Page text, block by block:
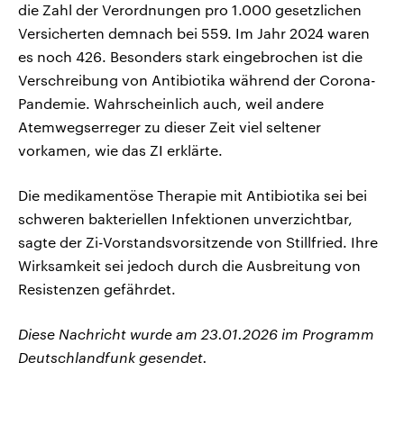
die Zahl der Verordnungen pro 1.000 gesetzlichen
Versicherten demnach bei 559. Im Jahr 2024 waren
es noch 426. Besonders stark eingebrochen ist die
Verschreibung von Antibiotika während der Corona-
Pandemie. Wahrscheinlich auch, weil andere
Atemwegserreger zu dieser Zeit viel seltener
vorkamen, wie das ZI erklärte.
Die medikamentöse Therapie mit Antibiotika sei bei
schweren bakteriellen Infektionen unverzichtbar,
sagte der Zi-Vorstandsvorsitzende von Stillfried. Ihre
Wirksamkeit sei jedoch durch die Ausbreitung von
Resistenzen gefährdet.
Diese Nachricht wurde am 23.01.2026 im Programm
Deutschlandfunk gesendet.